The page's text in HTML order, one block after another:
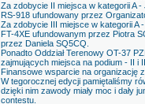
Za zdobycie II miejsca w kategorii A
RS-918 ufundowany przez
Za zdobycie III miejsce w kategorii A
FT-4XE ufundowanym przez Piotra
przez Daniela SQ5CQ.
Ponadto Oddział Terenowy OT-37
zajmujących miejsca na podium - II i
Finansowe wsparcie na organizację
W tegorocznej edycji pamiętaliśmy
dzięki nim zawody miały moc i dały
contestu.